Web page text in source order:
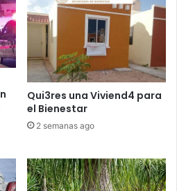
Qui3res una Viviend4 para
el Bienestar
2 semanas ago